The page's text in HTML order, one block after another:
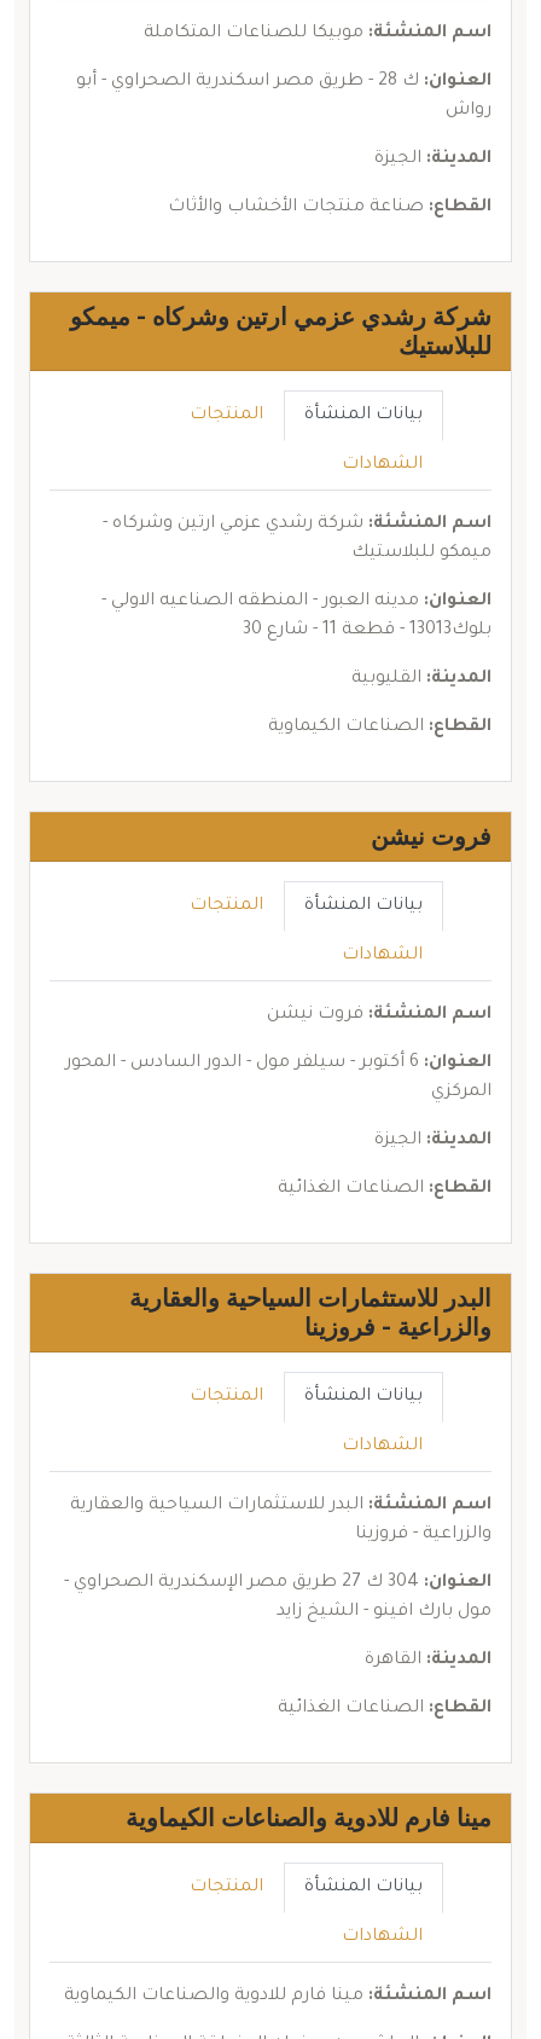
اسم المنشئة: موبيكا للصناعات المتكاملة
العنوان:
ك 28 - طريق مصر اسكندرية الصحراوي - أبو
رواش
المدينة: الجيزة
القطاع: صناعة منتجات الأخشاب والأثاث
شركة رشدي عزمي ارتين وشركاه - ميمكو
للبلاستيك
بيانات المنشأة المنتجات
الشهادات
اسم المنشئة: شركة رشدي عزمي ارتين وشركاه -
ميمكو للبلاستيك
العنوان: مدينه العبور - المنطقه الصناعيه الاولي -
بلوك13013 - قطعة 11 - شارع 30
المدينة: القليوبية
القطاع: الصناعات الكيماوية
فروت نيشن
بيانات المنشأة المنتجات
الشهادات
اسم المنشئة: فروت نيشن
العنوان:
6 أكتوبر - سيلفر مول - الدور السادس - المحور
المركزي
المدينة: الجيزة
القطاع: الصناعات الغذائية
البدر للاستثمارات السياحية والعقارية
والزراعية - فروزينا
بيانات المنشأة المنتجات
الشهادات
اسم المنشئة: البدر للاستثمارات السياحية والعقارية
والزراعية - فروزينا
العنوان:
304 ك 27 طريق مصر الإسكندرية الصحراوي -
مول بارك افينو - الشيخ زايد
المدينة: القاهرة
القطاع: الصناعات الغذائية
مينا فارم للادوية والصناعات الكيماوية
بيانات المنشأة المنتجات
الشهادات
اسم المنشئة: مينا فارم للادوية والصناعات الكيماوية